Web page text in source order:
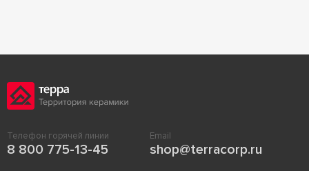
Телефон горячей линии
8 800 775-13-45
Email
shop@terracorp.ru